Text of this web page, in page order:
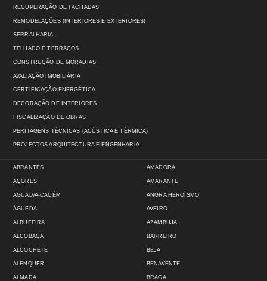
RECUPERAÇÃO DE FACHADAS
REMODELAÇÕES (INTERIORES E EXTERIORES)
SERRALHARIA
TELHADO E TERRAÇOS
CONSTRUÇÃO DE MORADIAS
AVALIAÇÃO IMOBILIÁRIA
CERTIFICAÇÃO ENERGÉTICA
DECORAÇÃO DE INTERIORES
FISCALIZAÇÃO DE OBRAS
PERITAGENS TÉCNICAS (ACÚSTICA E TÉRMICA)
PROJECTOS ARQUITECTURA E ENGENHARIA
ABRANTES
AÇORES
AGUALVA-CACÉM
ÁGUEDA
ALBUFEIRA
ALCOBAÇA
ALCOCHETE
ALENQUER
ALMADA
AMADORA
AMARANTE
ANGRA HEROÍSMO
AVEIRO
AZAMBUJA
BARREIRO
BEJA
BENAVENTE
BRAGA